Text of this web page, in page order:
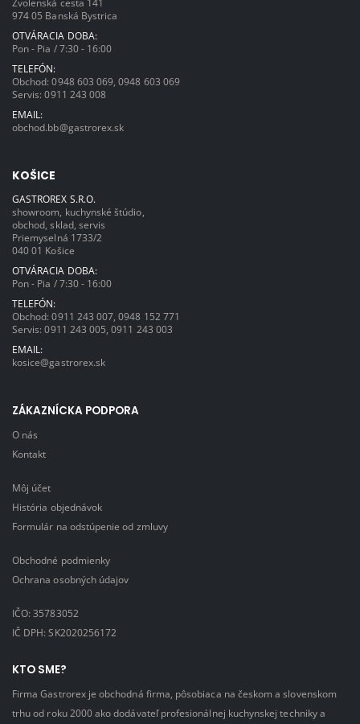
974 05 Banská Bystrica
OTVÁRACIA DOBA:
Pon - Pia / 7:30 - 16:00
TELEFÓN:
Obchod:0948 603 069 ,0948 603 069
Servis:0911 243 008
EMAIL:
obchod.bb@gastrorex.sk
KOŠICE
GASTROREX S.R.O.
showroom, kuchynské štúdio,
obchod, sklad, servis
Priemyselná 1733/2
040 01 Košice
OTVÁRACIA DOBA:
Pon - Pia / 7:30 - 16:00
TELEFÓN:
Obchod:0911 243 007 ,0948 152 771
Servis:0911 243 005 ,0911 243 003
EMAIL:
kosice@gastrorex.sk
ZÁKAZNÍCKA PODPORA
O nás
Kontakt
Môj účet
História objednávok
Formulár na odstúpenie od zmluvy
Obchodné podmienky
Ochrana osobných údajov
IČO: 35783052
IČ DPH: SK2020256172
KTO SME?
Firma Gastrorex je obchodná firma, pôsobiaca na českom a slovenskom
trhu od roku 2000 ako dodávateľ profesionálnej kuchynskej techniky a